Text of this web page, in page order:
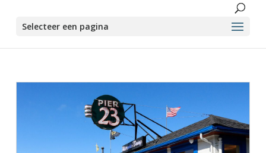
Selecteer een pagina